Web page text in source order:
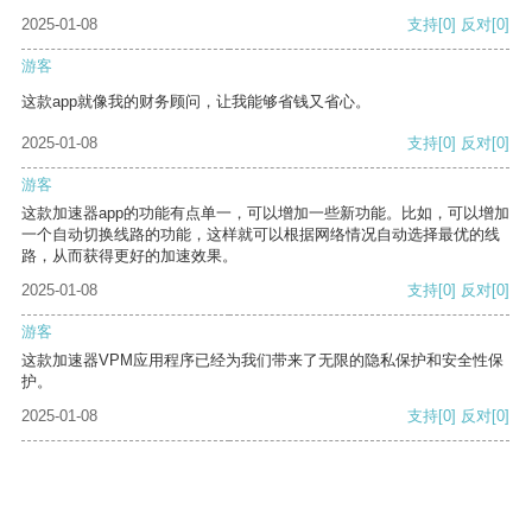
2025-01-08 支持[0] 反对[0]
游客
这款app就像我的财务顾问，让我能够省钱又省心。
2025-01-08 支持[0] 反对[0]
游客
这款加速器app的功能有点单一，可以增加一些新功能。比如，可以增加
一个自动切换线路的功能，这样就可以根据网络情况自动选择最优的线
路，从而获得更好的加速效果。
2025-01-08
支持[0] 反对[0]
游客
这款加速器VPM应用程序已经为我们带来了无限的隐私保护和安全性保
护。
2025-01-08
支持[0] 反对[0]